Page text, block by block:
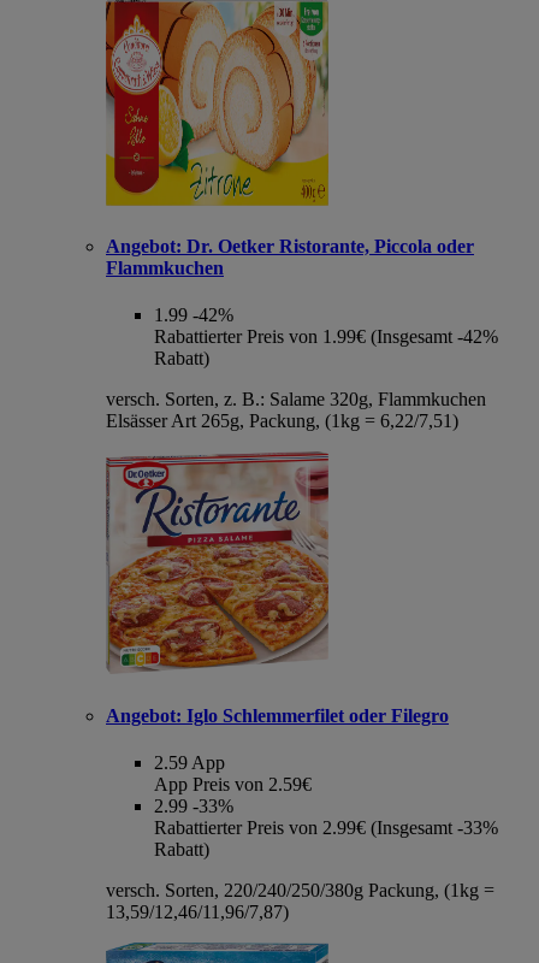
Angebot: Dr. Oetker Ristorante, Piccola oder
Flammkuchen
1.99 -42%
Rabattierter Preis von 1.99€ (Insgesamt -42%
Rabatt)
versch. Sorten, z. B.: Salame 320g, Flammkuchen
Elsässer Art 265g, Packung, (1kg = 6,22/7,51)
Angebot: Iglo Schlemmerfilet oder Filegro
2.59 App
App Preis von 2.59€
2.99 -33%
Rabattierter Preis von 2.99€ (Insgesamt -33%
Rabatt)
versch. Sorten, 220/240/250/380g Packung, (1kg =
13,59/12,46/11,96/7,87)